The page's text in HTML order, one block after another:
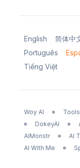
English 简体中
Português
Tiếng Việt
Woy AI
DokeyAI
AIMonstr
AI
AI With Me